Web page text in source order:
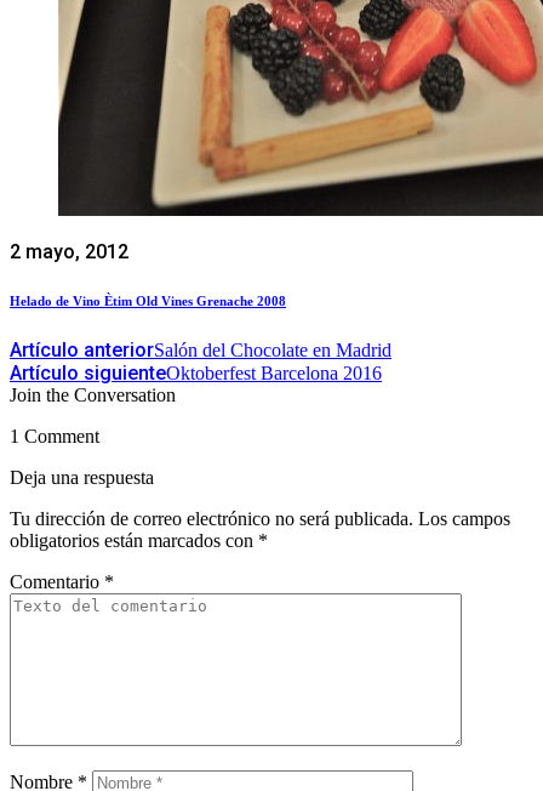
2 mayo, 2012
Helado de Vino Ètim Old Vines Grenache 2008
Artículo anteriorSalón del Chocolate en Madrid
Artículo siguienteOktoberfest Barcelona 2016
Join the Conversation
1 Comment
Deja una respuesta
Tu dirección de correo electrónico no será publicada. Los campos
obligatorios están marcados con *
Comentario *
Nombre *